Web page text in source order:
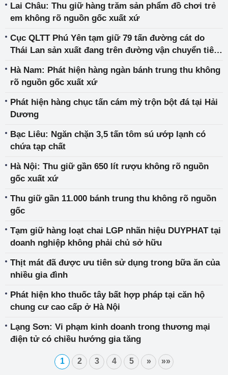
Lai Châu: Thu giữ hàng trăm sản phẩm đồ chơi trẻ
em không rõ nguồn gốc xuất xứ
Cục QLTT Phú Yên tạm giữ 79 tấn đường cát do
Thái Lan sản xuất đang trên đường vận chuyển tiêu
Hà Nam: Phát hiện hàng ngàn bánh trung thu không
rõ nguồn gốc xuất xứ
Phát hiện hàng chục tấn cám mỳ trộn bột đá tại Hải
Dương
Bạc Liêu: Ngăn chặn 3,5 tấn tôm sú ướp lạnh có
chứa tạp chất
Hà Nội: Thu giữ gần 650 lít rượu không rõ nguồn
gốc xuất xứ
Thu giữ gần 11.000 bánh trung thu không rõ nguồn
gốc
Tạm giữ hàng loạt chai LGP nhãn hiệu DUYPHAT tại
doanh nghiệp không phải chủ sở hữu
Thịt mát đã được ưu tiên sử dụng trong bữa ăn của
nhiều gia đình
Phát hiện kho thuốc tây bất hợp pháp tại căn hộ
chung cư cao cấp ở Hà Nội
Lạng Sơn: Vi phạm kinh doanh trong thương mại
điện tử có chiều hướng gia tăng
1 2 3 4 5 » »»